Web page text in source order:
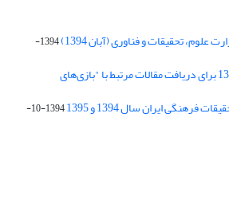
تحقیقات و فناوری (آبان 1394)
1394-
فراخوان تابستان سال 1395 برای دریافت مقالات مرتبط با "بازی‌های
فرهنگی ایران سال 1394 و 1395
1394-10-